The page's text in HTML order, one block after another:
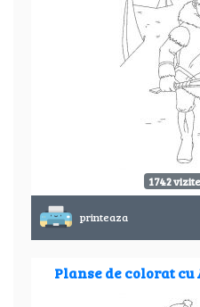
1742 vizite
printeaza
Planse de colorat